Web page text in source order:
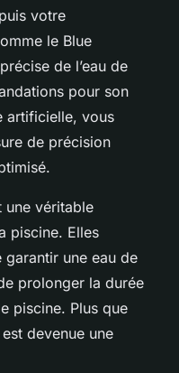
votre
le Blue
de l’eau de
pour son
artificielle, vous
de précision
une véritable
piscine. Elles
garantir une eau de
prolonger la durée
piscine. Plus que
devenue une